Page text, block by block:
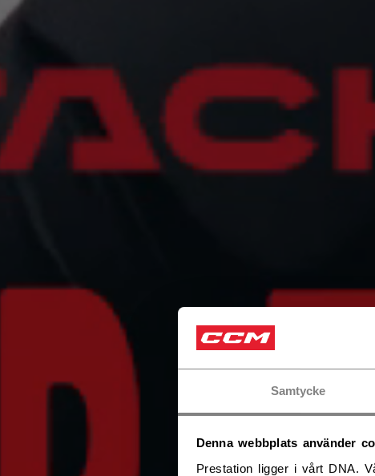
Samtycke
Denna webbplats använder
Prestation ligger i vårt DNA.